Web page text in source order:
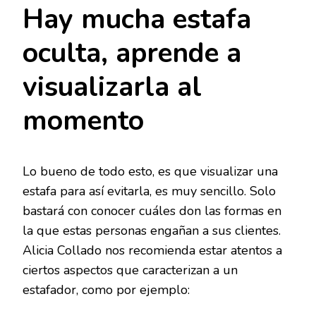
Hay mucha estafa
oculta, aprende a
visualizarla al
momento
Lo bueno de todo esto, es que visualizar una
estafa para así evitarla, es muy sencillo. Solo
bastará con conocer cuáles don las formas en
la que estas personas engañan a sus clientes.
Alicia Collado nos recomienda estar atentos a
ciertos aspectos que caracterizan a un
estafador, como por ejemplo: